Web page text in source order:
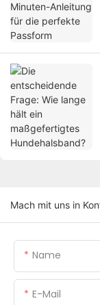
Mach mit uns in
Name
E-Mail